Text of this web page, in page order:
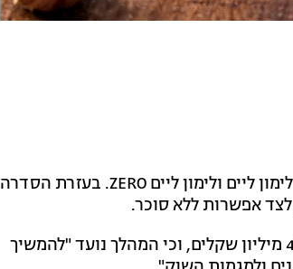
מותג המשקאות Schweppes (שוופס) משיק סדרה חדשה בטעמי לימון ליים ולימון ליים ZERO. בעזרת הסדרה
אפשרות ללא סוכר.
על פי נתוני החברה, קטגוריית הלמון ליים בישראל נאמדת בכ-43.5 מיליון שקלים, וכי המהלך נועד "להמשיך